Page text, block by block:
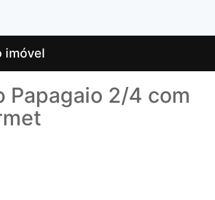
imóvel
Papagaio 2/4 com